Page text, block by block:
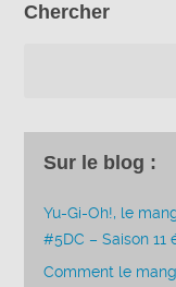
Chercher
Sur le blog :
Yu-Gi-Oh!, le
#5DC – Saison 11
Comment le